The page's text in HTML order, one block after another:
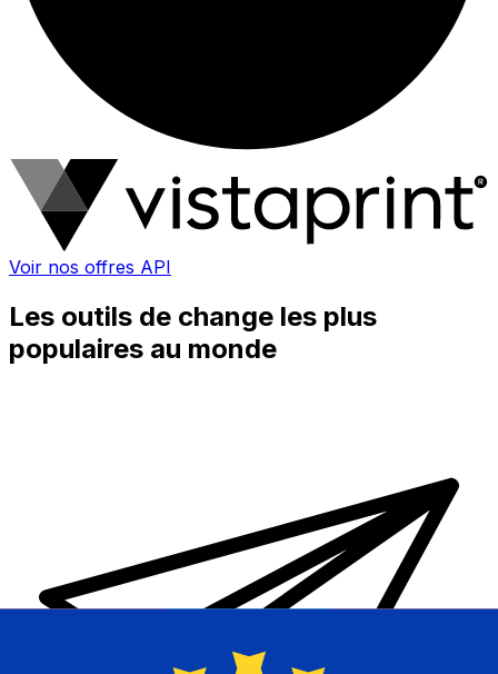
Voir nos offres API
Les outils de change les plus
populaires au monde